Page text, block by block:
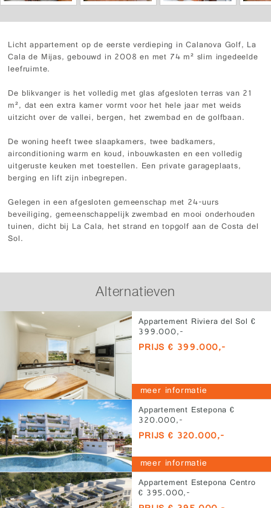
Licht appartement op de eerste verdieping in Calanova Golf, La
Cala de Mijas, gebouwd in 2008 en met 74 m² slim ingedeelde
leefruimte.
De blikvanger is het volledig met glas afgesloten terras van 21
m², dat een extra kamer vormt voor het hele jaar met weids
uitzicht over de vallei, bergen, het zwembad en de golfbaan.
De woning heeft twee slaapkamers, twee badkamers,
airconditioning warm en koud, inbouwkasten en een volledig
uitgeruste keuken met toestellen. Een private garageplaats,
berging en lift zijn inbegrepen.
Gelegen in een afgesloten gemeenschap met 24-uurs
beveiliging, gemeenschappelijk zwembad en mooi onderhouden
tuinen, dicht bij La Cala, het strand en topgolf aan de Costa del
Sol.
Alternatieven
Appartement Riviera del Sol €
399.000,-
PRIJS € 399.000,-
meer informatie
Appartement Estepona €
320.000,-
PRIJS € 320.000,-
meer informatie
Appartement Estepona Centro
€ 395.000,-